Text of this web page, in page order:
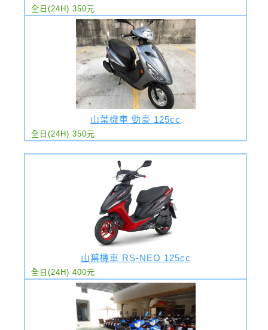
全日(24H) 350元
山葉機車 勁豪 125cc
全日(24H) 350元
山葉機車 RS-NEO 125cc
全日(24H) 400元